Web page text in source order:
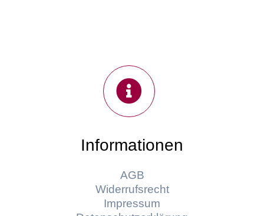
Informationen
AGB
Widerrufsrecht
Impressum